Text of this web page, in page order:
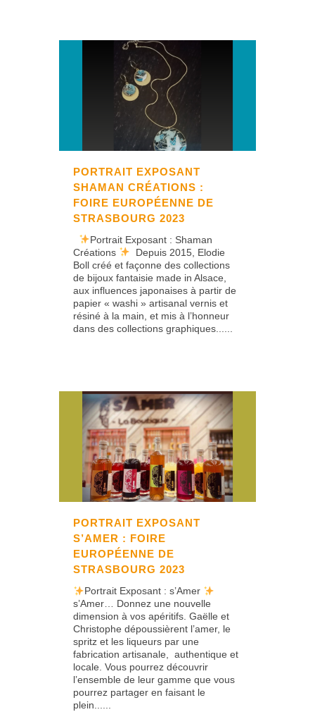
PORTRAIT EXPOSANT
SHAMAN CRÉATIONS :
FOIRE EUROPÉENNE DE
STRASBOURG 2023
Portrait Exposant : Shaman
Créations
Depuis 2015, Elodie
Boll créé et façonne des collections
de bijoux fantaisie made in Alsace,
aux influences japonaises à partir de
papier « washi » artisanal vernis et
résiné à la main, et mis à l’honneur
dans des collections graphiques......
PORTRAIT EXPOSANT
S’AMER : FOIRE
EUROPÉENNE DE
STRASBOURG 2023
Portrait Exposant : s’Amer
s’Amer… Donnez une nouvelle
dimension à vos apéritifs. Gaëlle et
Christophe dépoussièrent l’amer, le
spritz et les liqueurs par une
fabrication artisanale, authentique et
locale. Vous pourrez découvrir
l’ensemble de leur gamme que vous
pourrez partager en faisant le
plein......